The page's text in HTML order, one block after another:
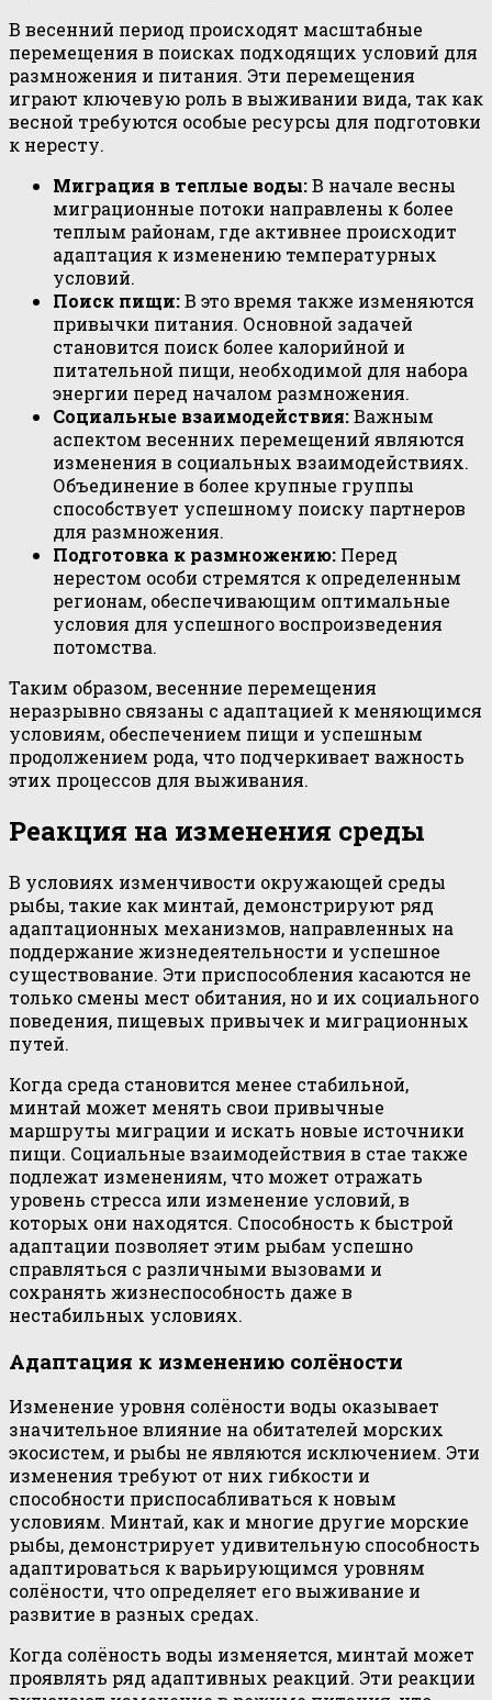
В весенний период происходят масштабные
перемещения в поисках подходящих условий для
размножения и питания. Эти перемещения
играют ключевую роль в выживании вида, так как
весной требуются особые ресурсы для подготовки
к нересту.
Миграция в теплые воды:В начале весны
миграционные потоки направлены к более
теплым районам, где активнее происходит
адаптация к изменению температурных
условий.
Поиск пищи:В это время также изменяются
привычки питания. Основной задачей
становится поиск более калорийной и
питательной пищи, необходимой для набора
энергии перед началом размножения.
Социальные взаимодействия:Важным
аспектом весенних перемещений являются
изменения в социальных взаимодействиях.
Объединение в более крупные группы
способствует успешному поиску партнеров
для размножения.
Подготовка к размножению: Перед
нерестом особи стремятся к определенным
регионам, обеспечивающим оптимальные
условия для успешного воспроизведения
потомства.
Таким образом, весенние перемещения
неразрывно связаны с адаптацией к меняющимся
условиям, обеспечением пищи и успешным
продолжением рода, что подчеркивает важность
этих процессов для выживания.
Реакция на изменения среды
В условиях изменчивости окружающей среды
рыбы, такие как минтай, демонстрируют ряд
адаптационных механизмов, направленных на
поддержание жизнедеятельности и успешное
существование. Эти приспособления касаются не
только смены мест обитания, но и их социального
поведения, пищевых привычек и миграционных
путей.
Когда среда становится менее стабильной,
минтай может менять свои привычные
маршруты миграции и искать новые источники
пищи. Социальные взаимодействия в стае также
подлежат изменениям, что может отражать
уровень стресса или изменение условий, в
которых они находятся. Способность к быстрой
адаптации позволяет этим рыбам успешно
справляться с различными вызовами и
сохранять жизнеспособность даже в
нестабильных условиях.
Адаптация к изменению солёности
Изменение уровня солёности воды оказывает
значительное влияние на обитателей морских
экосистем, и рыбы не являются исключением. Эти
изменения требуют от них гибкости и
способности приспосабливаться к новым
условиям. Минтай, как и многие другие морские
рыбы, демонстрирует удивительную способность
адаптироваться к варьирующимся уровням
солёности, что определяет его выживание и
развитие в разных средах.
Когда солёность воды изменяется, минтай может
проявлять ряд адаптивных реакций. Эти реакции